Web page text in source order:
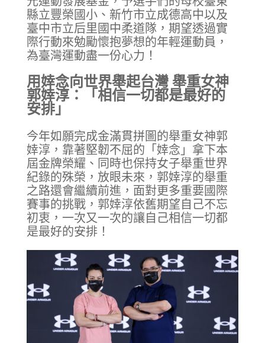
縣立豐榮國小、新竹市立成德高中以及
臺中市立后里國中柔道隊，期望透過實
際行動來勉勵懷抱夢想的年輕運動員，
為臺灣運動盡一份心力！
用婞念向世界舉起台灣 舉重女神
郭婞淳：「相信一切都是最好的
安排」
今年如願完成金滿貫拼圖的舉重女神郭
婞淳，靠著堅韌不屈的「婞念」拿下本
屆金牌榮耀、同時也保持女子舉重世界
紀錄的殊榮，放眼未來，郭婞淳的舉重
之路還會繼續前進，面對更多重要國際
賽事的挑戰，郭婞淳依舊期望自己不忘
初衷，一次又一次的讓自己相信一切都
是最好的安排！